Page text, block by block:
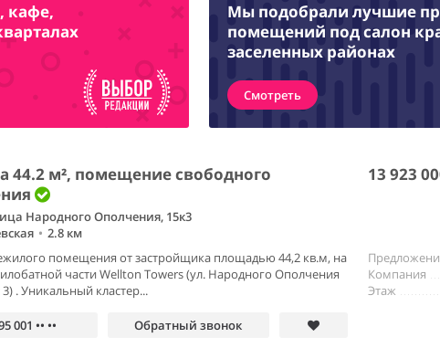
кафе,
Мы подобрали лучшие
помещений под салон
заселенных районах
Смотреть
44.2 м², помещение свободного
13 923
Народного Ополчения, 15к3
• 2.8 км
помещения от застройщика площадью 44,2 кв.м, на
части Wellton Towers (ул. Народного Ополчения
. Уникальный кластер...
Компания
Этаж
001 •• •• Обратный звонок